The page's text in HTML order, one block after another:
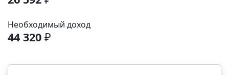
-12 минут. Выгодные условия покупки:
Беспроцентная рассрочка от застройщика;
Семейная, военная ,IT- ипотека; Материнский
нами прямо сейчас и мы подберем лучший вариант
Необходимый доход
44 320 ₽